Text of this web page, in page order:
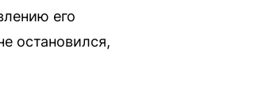
его
остановился,